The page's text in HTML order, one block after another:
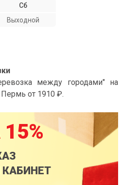
Сб
Выходной
между городами" на
от 1910 ₽.